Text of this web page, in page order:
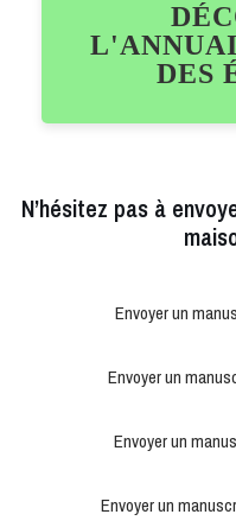
DES
N’hésitez pas à
Envoyer un
Envoyer un
Envoyer un
Envoyer un